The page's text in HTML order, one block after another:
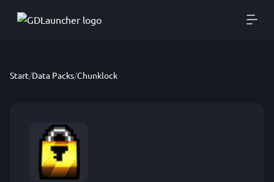
Start/Data Packs/Chunklock